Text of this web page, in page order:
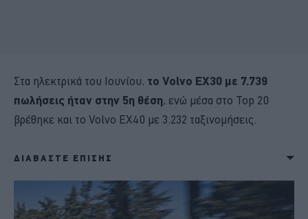
Στα ηλεκτρικά του Ιουνίου, το Volvo EX30 με 7.739
πωλήσεις ήταν στην 5η θέση, ενώ μέσα στο Top 20
βρέθηκε και το Volvo EX40 με 3.232 ταξινομήσεις.
ΔΙΑΒΑΣΤΕ ΕΠΙΣΗΣ